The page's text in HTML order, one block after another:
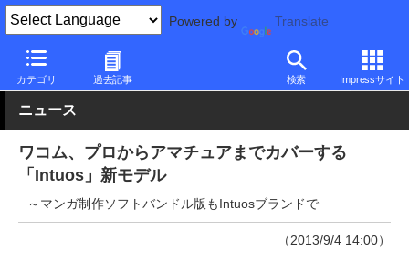
Powered by Translate
カテゴリ 過去記事 検索 Impressサイト
PC Watch 半導体/周辺機器 ワコム
ニュース
ワコム、プロからアマチュアまでカバーする
「Intuos」新モデル
～マンガ制作ソフトバンドル版もIntuosブランドで
（2013/9/4 14:00）